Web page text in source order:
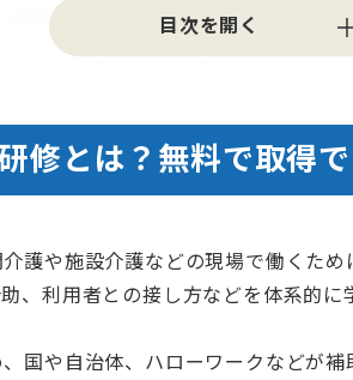
確認すべき条件・手続きの流れ
パスとサポート
を取得するコツ
者研修を無料で取得するための要点整理
修とは？無料で取得
護や施設介護などの現場で働くた
、利用者との接し方などを体系的に
国や自治体、ハローワークなどが